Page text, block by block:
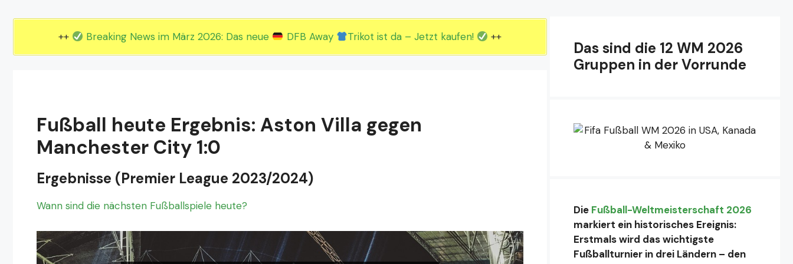
++ Breaking News im März 2026: Das neue DFB Away Trikot ist da – Jetzt kaufen! ++
Fußball heute Ergebnis: Aston Villa gegen
Manchester City 1:0
Ergebnisse (Premier League 2023/2024)
Wann sind die nächsten Fußballspiele heute?
Das sind die 12 WM 2026
Gruppen in der Vorrunde
Die Fußball-Weltmeisterschaft 2026
markiert ein historisches Ereignis:
Erstmals wird das wichtigste
Fußballturnier in drei Ländern – den